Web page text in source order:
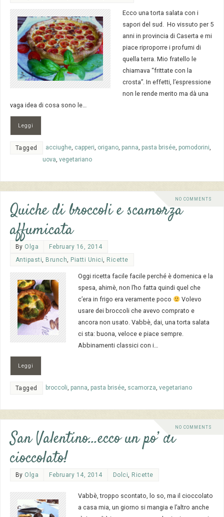
Ecco una torta salata con i
sapori del sud. Ho vissuto per 5
anni in provincia di Caserta e mi
piace riproporre i profumi di
quella terra. Mio fratello le
chiamava “frittate con la
crosta”. In effetti, l’espressione
non le rende merito ma dà una
vaga idea di cosa sono le…
Leggi
Tagged acciughe, capperi, origano, panna, pasta brisée, pomodorini,
uova, vegetariano
NO COMMENTS
Quiche di broccoli e scamorza
affumicata
By Olga
February 16, 2014
Antipasti, Brunch, Piatti Unici, Ricette
Oggi ricetta facile facile perché è domenica e la
spesa, ahimè, non l’ho fatta quindi quel che
c’era in frigo era veramente poco
Volevo
usare dei broccoli che avevo comprato e
ancora non usato. Vabbè, dai, una torta salata
ci sta: buona, veloce e piace sempre.
Abbinamenti classici con i…
Leggi
Tagged broccoli, panna, pasta brisée, scamorza, vegetariano
NO COMMENTS
San Valentino…ecco un po’ di
cioccolato!
By Olga February 14, 2014 Dolci Ricette
Vabbè, troppo scontato, lo so, ma il cioccolato
a casa mia, un giorno si mangia e l’altro anche